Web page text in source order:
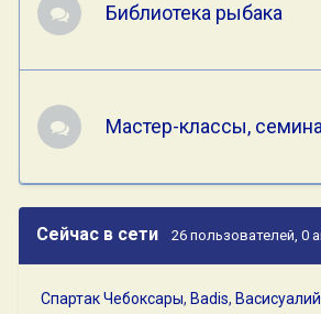
Библиотека рыбака
Мастер-классы,
Сейчас в сети 26 пользователей, 0
Спартак Чебоксары Badis